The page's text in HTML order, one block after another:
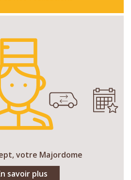
votre Majordome
savoir plus